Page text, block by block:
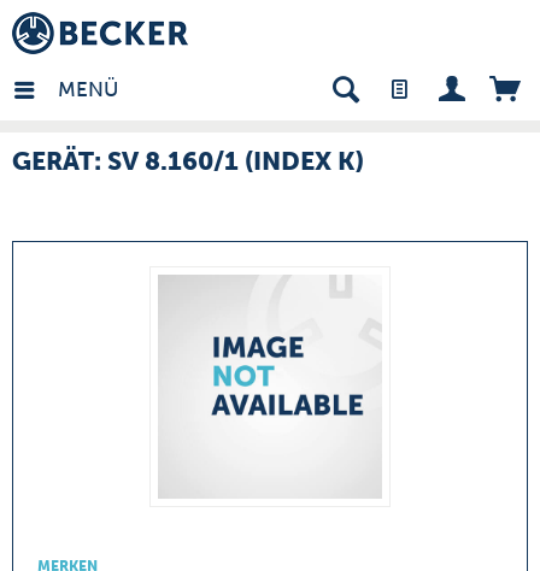
MENÜ
- DE
GERÄT: SV 8.160/1 (INDEX K)
MERKEN